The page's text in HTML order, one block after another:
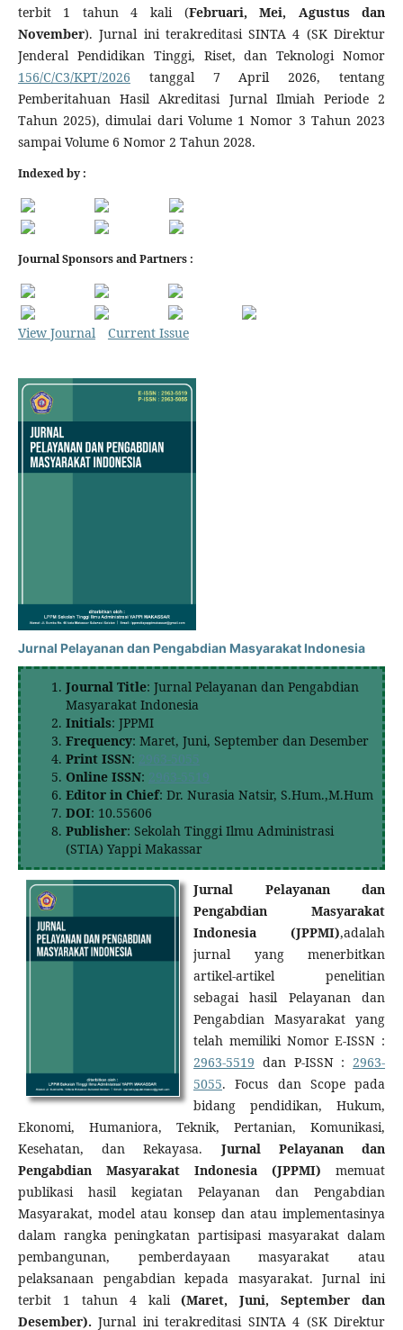
terbit 1 tahun 4 kali (Februari, Mei, Agustus dan
November). Jurnal ini terakreditasi SINTA 4 (SK Direktur
Jenderal Pendidikan Tinggi, Riset, dan Teknologi Nomor
156/C/C3/KPT/2026 tanggal 7 April 2026, tentang
Pemberitahuan Hasil Akreditasi Jurnal Ilmiah Periode 2
Tahun 2025), dimulai dari Volume 1 Nomor 3 Tahun 2023
sampai Volume 6 Nomor 2 Tahun 2028.
Indexed by :
Journal Sponsors and Partners :
View Journal Current Issue
Jurnal Pelayanan dan Pengabdian Masyarakat Indonesia
Journal Title: Jurnal Pelayanan dan Pengabdian
Masyarakat Indonesia
Initials: JPPMI
Frequency: Maret, Juni, September dan Desember
Print ISSN: 2963-5055
Online ISSN: 2963-5519
Editor in Chief: Dr. Nurasia Natsir, S.Hum.,M.Hum
DOI: 10.55606
Publisher: Sekolah Tinggi Ilmu Administrasi
(STIA) Yappi Makassar
Jurnal Pelayanan dan
Pengabdian Masyarakat
Indonesia (JPPMI),adalah
jurnal yang menerbitkan
artikel-artikel penelitian
sebagai hasil Pelayanan dan
Pengabdian Masyarakat yang
telah memiliki Nomor E-ISSN :
2963-5519 dan P-ISSN : 2963-
5055. Focus dan Scope pada
bidang pendidikan, Hukum,
Ekonomi, Humaniora, Teknik, Pertanian, Komunikasi,
Kesehatan, dan Rekayasa. Jurnal Pelayanan dan
Pengabdian Masyarakat Indonesia (JPPMI)
memuat
publikasi hasil kegiatan Pelayanan dan Pengabdian
Masyarakat, model atau konsep dan atau implementasinya
dalam rangka peningkatan partisipasi masyarakat dalam
pembangunan, pemberdayaan masyarakat atau
pelaksanaan pengabdian kepada masyarakat. Jurnal ini
terbit 1 tahun 4 kali(Maret, Juni, September dan
Desember).Jurnal ini terakreditasi SINTA 4 (SK Direktur